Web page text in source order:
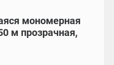
мономерная
м прозрачная,